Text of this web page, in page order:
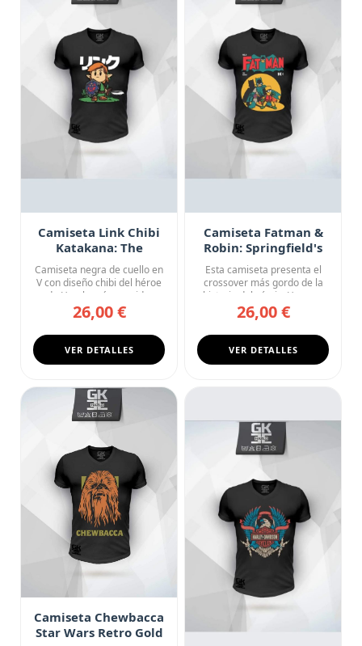
Camiseta Link Chibi
Katakana: The
Legend of Zelda
Camiseta negra de cuello en
V con diseño chibi del héroe
de Hyrule más querid...
26,00 €
VER DETALLES
Camiseta Fatman &
Robin: Springfield's
Finest
Esta camiseta presenta el
crossover más gordo de la
historia del cómic: Homer...
26,00 €
VER DETALLES
Camiseta Chewbacca
Star Wars Retro Gold